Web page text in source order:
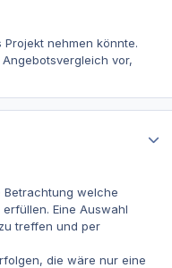
nehmen könnte.
vor,
welche
Eine Auswahl
treffen und per
die wäre nur eine